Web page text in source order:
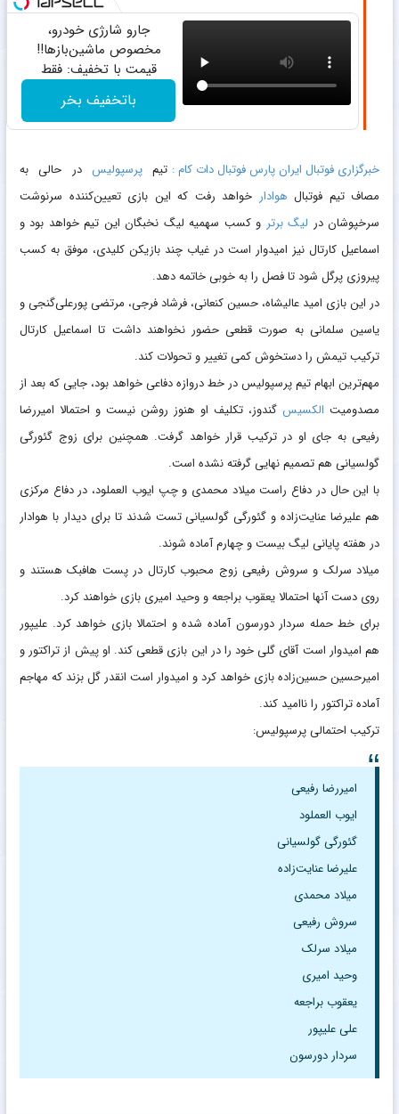
جارو شارژی خودرو،
مخصوص ماشین‌باز‌ها!!
قیمت با تخفیف: فقط
باتخفیف بخر
خبرگزاری فوتبال ایران پارس فوتبال دات کام : تیمپرسپولیس در حالی به
مصاف تیم فوتبال هوادار خواهد رفت که این بازی تعیین‌کننده سرنوشت
سرخپوشان در لیگ برتر و کسب سهمیه لیگ نخبگان این تیم خواهد بود و
اسماعیل کارتال نیز امیدوار است در غیاب چند بازیکن کلیدی، موفق به کسب
پیروزی پرگل شود تا فصل را به خوبی خاتمه دهد.
در این بازی امید عالیشاه، حسین کنعانی، فرشاد فرجی، مرتضی پورعلی‌گنجی و
یاسین سلمانی به صورت قطعی حضور نخواهند داشت تا اسماعیل کارتال
ترکیب تیمش را دستخوش کمی تغییر و تحولات کند.
مهم‌ترین ابهام تیم پرسپولیس در خط دروازه دفاعی خواهد بود، جایی که بعد از
مصدومیت الکسیس گندوز، تکلیف او هنوز روشن نیست و احتمالا امیررضا
رفیعی به جای او در ترکیب قرار خواهد گرفت. همچنین برای زوج گئورگی
گولسیانی هم تصمیم نهایی گرفته نشده است.
با این حال در دفاع راست میلاد محمدی و چپ ایوب العملود، در دفاع مرکزی
هم علیرضا عنایت‌زاده و گئورگی گولسیانی تست شدند تا برای دیدار با هوادار
در هفته پایانی لیگ بیست و چهارم آماده شوند.
میلاد سرلک و سروش رفیعی زوج محبوب کارتال در پست هافبک هستند و
روی دست آنها احتمالا یعقوب براجعه و وحید امیری بازی خواهند کرد.
برای خط حمله سردار دورسون آماده شده و احتمالا بازی خواهد کرد. علیپور
هم امیدوار است آقای گلی خود را در این بازی قطعی کند. او پیش از تراکتور و
امیرحسین حسین‌زاده بازی خواهد کرد و امیدوار است انقدر گل بزند که مهاجم
آماده تراکتور را ناامید کند.
ترکیب احتمالی پرسپولیس:
امیررضا رفیعی
ایوب العملود
گئورگی گولسیانی
علیرضا عنایت‌زاده
میلاد محمدی
سروش رفیعی
میلاد سرلک
وحید امیری
یعقوب براجعه
علی علیپور
سردار دورسون